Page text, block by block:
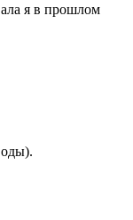
я в прошлом